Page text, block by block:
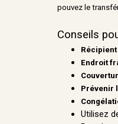
pouvez le
Conseils
Endroit
Prévenir
Utilisez